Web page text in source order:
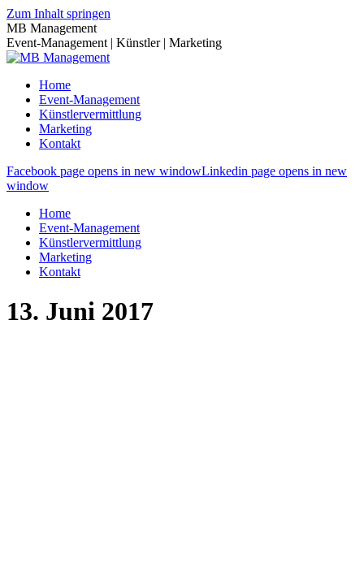
Zum Inhalt springen
MB Management
Event-Management | Künstler | Marketing
Home
Event-Management
Künstlervermittlung
Marketing
Kontakt
Facebook page opens in new windowLinkedin page opens in new
window
Home
Event-Management
Künstlervermittlung
Marketing
Kontakt
13. Juni 2017